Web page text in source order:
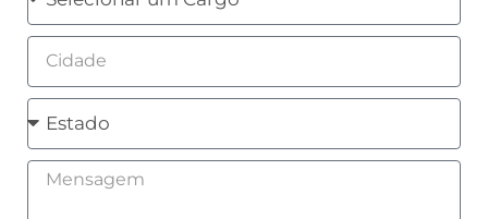
Cidade
Estado
Mensagem